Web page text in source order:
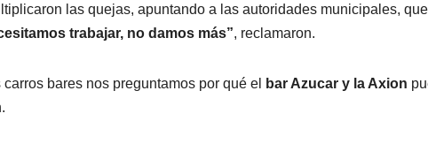
las quejas, apuntando a las autoridades municipales,
trabajar, no damos más”, reclamaron.
bares nos preguntamos por qué el bar Azucar y la Axion